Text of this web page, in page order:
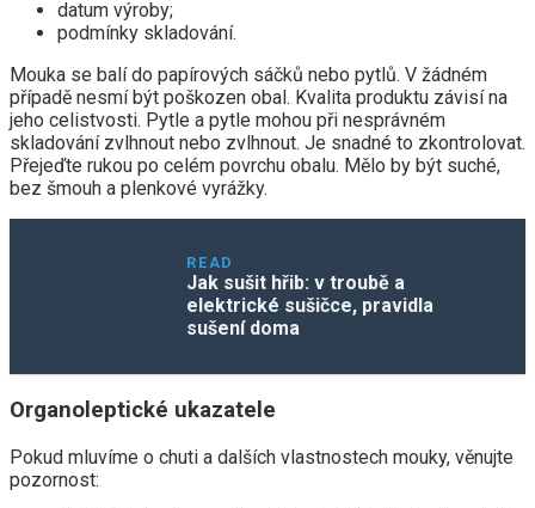
datum výroby;
podmínky skladování.
Mouka se balí do papírových sáčků nebo pytlů. V žádném
případě nesmí být poškozen obal. Kvalita produktu závisí na
jeho celistvosti. Pytle a pytle mohou při nesprávném
skladování zvlhnout nebo zvlhnout. Je snadné to zkontrolovat.
Přejeďte rukou po celém povrchu obalu. Mělo by být suché,
bez šmouh a plenkové vyrážky.
READ
Jak sušit hřib: v troubě a
elektrické sušičce, pravidla
sušení doma
Organoleptické ukazatele
Pokud mluvíme o chuti a dalších vlastnostech mouky, věnujte
pozornost: